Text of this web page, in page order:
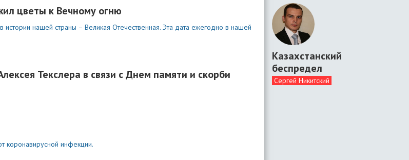
цветы к Вечному огню
нашей страны – Великая Отечественная. Эта дата ежегодно в нашей
Текслера в связи с Днем памяти и скорби
коронавирусной инфекции.
Казахстанский
беспредел
Сергей Никитский